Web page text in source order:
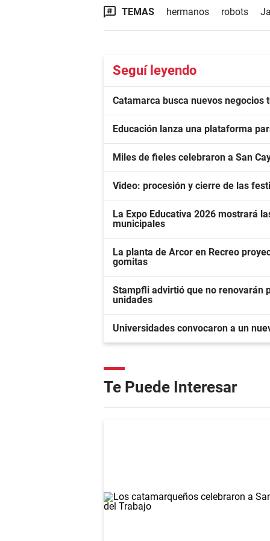
TEMAS hermanos robots
Seguí leyendo
Catamarca busca nuevos
Educación lanza una plataforma
Miles de fieles celebraron a San
Video: procesión y cierre de las
La Expo Educativa 2026 mostrará
municipales
La planta de Arcor en Recreo
gomitas
Stampfli advirtió que no renovarán
unidades
Universidades convocaron a un
Te Puede Interesar